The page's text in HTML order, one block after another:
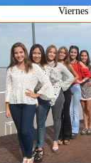
Viernes